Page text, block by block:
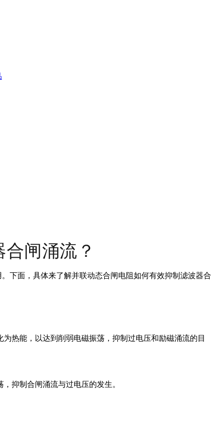
闸涌流？
下面，具体来了解并联动态合闸电阻如何有效抑制滤波器合
热能，以达到削弱电磁振荡，抑制过电压和励磁涌流的目
抑制合闸涌流与过电压的发生。